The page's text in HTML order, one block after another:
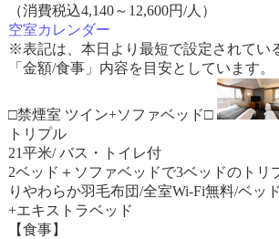
（消費税込4,140～12,600円/人）
空室カレンダー
※表記は、本日より最短で設定されてい
「金額/食事」内容を目安としています。
□禁煙室 ツイン+ソファベッド□
トリプル
21平米/ バス・トイレ付
2ベッド＋ソファベッドで3ベッドのトリ
りやわらか羽毛布団/全室Wi-Fi無料/ベッ
+エキストラベッド
【食事】